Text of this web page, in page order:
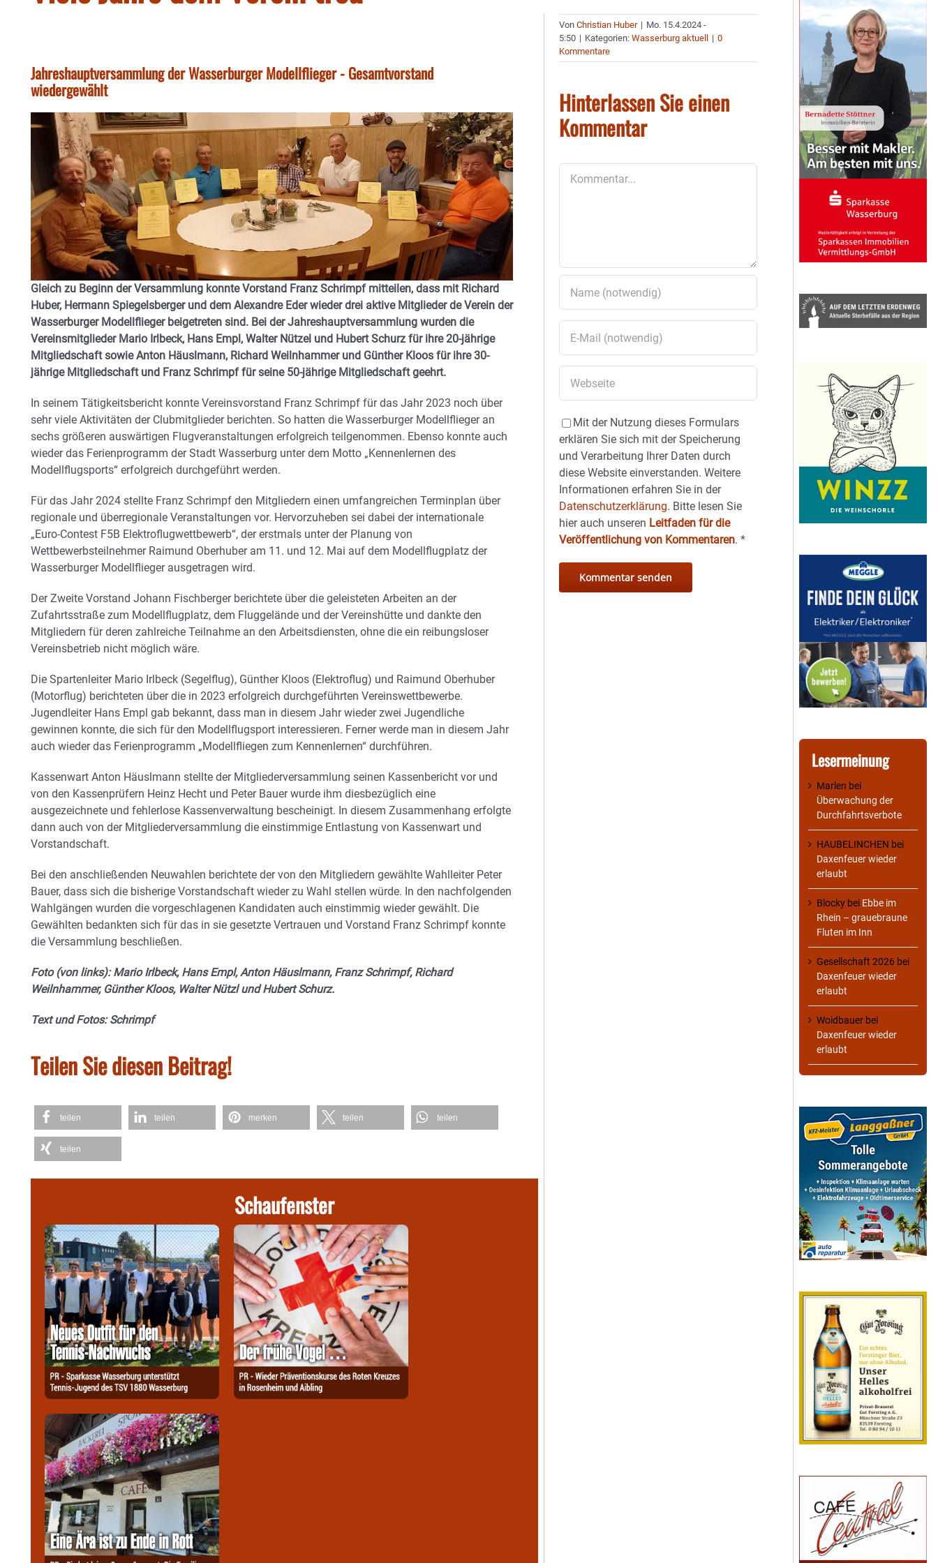
Jahreshauptversammlung der Wasserburger Modellflieger - Gesamtvorstand
wiedergewählt
Gleich zu Beginn der Versammlung konnte Vorstand Franz Schrimpf mitteilen, dass mit Richard
Huber, Hermann Spiegelsberger und dem Alexandre Eder wieder drei aktive Mitglieder de Verein der
Wasserburger Modellflieger beigetreten sind. Bei der Jahreshauptversammlung wurden die
Vereinsmitglieder Mario Irlbeck, Hans Empl, Walter Nützel und Hubert Schurz für ihre 20-jährige
Mitgliedschaft sowie Anton Häuslmann, Richard Weilnhammer und Günther Kloos für ihre 30-
jährige Mitgliedschaft und Franz Schrimpf für seine 50-jährige Mitgliedschaft geehrt.
In seinem Tätigkeitsbericht konnte Vereinsvorstand Franz Schrimpf für das Jahr 2023 noch über
sehr viele Aktivitäten der Clubmitglieder berichten. So hatten die Wasserburger Modellflieger an
sechs größeren auswärtigen Flugveranstaltungen erfolgreich teilgenommen. Ebenso konnte auch
wieder das Ferienprogramm der Stadt Wasserburg unter dem Motto „Kennenlernen des
Modellflugsports“ erfolgreich durchgeführt werden.
Für das Jahr 2024 stellte Franz Schrimpf den Mitgliedern einen umfangreichen Terminplan über
regionale und überregionale Veranstaltungen vor. Hervorzuheben sei dabei der internationale
„Euro-Contest F5B Elektroflugwettbewerb“, der erstmals unter der Planung von
Wettbewerbsteilnehmer Raimund Oberhuber am 11. und 12. Mai auf dem Modellflugplatz der
Wasserburger Modellflieger ausgetragen wird.
Der Zweite Vorstand Johann Fischberger berichtete über die geleisteten Arbeiten an der
Zufahrtsstraße zum Modellflugplatz, dem Fluggelände und der Vereinshütte und dankte den
Mitgliedern für deren zahlreiche Teilnahme an den Arbeitsdiensten, ohne die ein reibungsloser
Vereinsbetrieb nicht möglich wäre.
Die Spartenleiter Mario Irlbeck (Segelflug), Günther Kloos (Elektroflug) und Raimund Oberhuber
(Motorflug) berichteten über die in 2023 erfolgreich durchgeführten Vereinswettbewerbe.
Jugendleiter Hans Empl gab bekannt, dass man in diesem Jahr wieder zwei Jugendliche
gewinnen konnte, die sich für den Modellflugsport interessieren. Ferner werde man in diesem Jahr
auch wieder das Ferienprogramm „Modellfliegen zum Kennenlernen“ durchführen.
Kassenwart Anton Häuslmann stellte der Mitgliederversammlung seinen Kassenbericht vor und
von den Kassenprüfern Heinz Hecht und Peter Bauer wurde ihm diesbezüglich eine
ausgezeichnete und fehlerlose Kassenverwaltung bescheinigt. In diesem Zusammenhang erfolgte
dann auch von der Mitgliederversammlung die einstimmige Entlastung von Kassenwart und
Vorstandschaft.
Bei den anschließenden Neuwahlen berichtete der von den Mitgliedern gewählte Wahlleiter Peter
Bauer, dass sich die bisherige Vorstandschaft wieder zu Wahl stellen würde. In den nachfolgenden
Wahlgängen wurden die vorgeschlagenen Kandidaten auch einstimmig wieder gewählt. Die
Gewählten bedankten sich für das in sie gesetzte Vertrauen und Vorstand Franz Schrimpf konnte
die Versammlung beschließen.
Foto (von links): Mario Irlbeck, Hans Empl, Anton Häuslmann, Franz Schrimpf, Richard
Weilnhammer, Günther Kloos, Walter Nützl und Hubert Schurz.
Text und Fotos: Schrimpf
Teilen Sie diesen Beitrag!
teilen teilen merken teilen teilen
teilen
Schaufenster
VonChristian Huber | Mo. 15.4.2024 -
5:50 | Kategorien:Wasserburg aktuell | 0
Kommentare
Hinterlassen Sie einen
Kommentar
Mit der Nutzung dieses Formulars
erklären Sie sich mit der Speicherung
und Verarbeitung Ihrer Daten durch
diese Website einverstanden. Weitere
Informationen erfahren Sie in der
Datenschutzerklärung. Bitte lesen Sie
hier auch unseren Leitfaden für die
Veröffentlichung von Kommentaren.*
Lesermeinung
Marlen bei
Überwachung der
Durchfahrtsverbote
HAUBELINCHEN bei
Daxenfeuer wieder
erlaubt
Blocky bei Ebbe im
Rhein – grauebraune
Fluten im Inn
Gesellschaft 2026 bei
Daxenfeuer wieder
erlaubt
Woidbauer bei
Daxenfeuer wieder
erlaubt